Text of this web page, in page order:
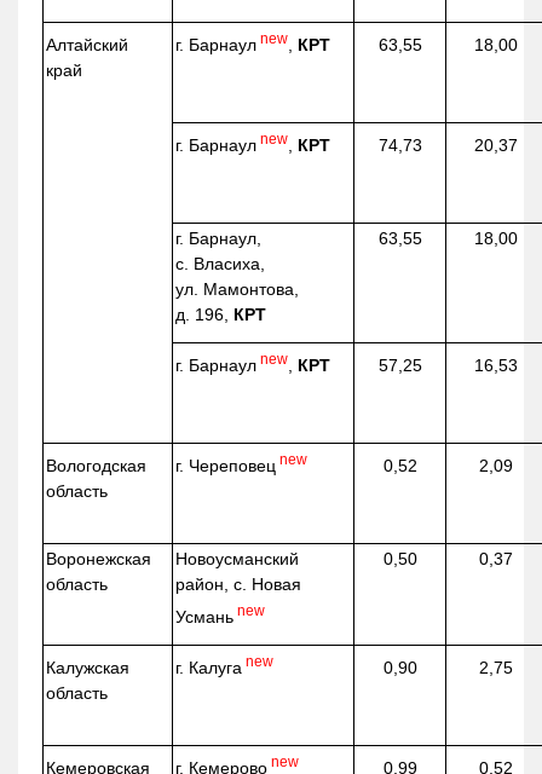
Алтайский
край
г. Барнаул new КРТ 63,55 18,00
г. Барнаул new КРТ 74,73 20,37
г. Барнаул,
с. Власиха,
ул. Мамонтова,
д. 196, КРТ
63,55 18,00
г. Барнаул new КРТ 57,25 16,53
Вологодская
область
г. Череповец new 0,52 2,09
Воронежская
область
Новоусманский
район, с. Новая
Усмань new
0,50 0,37
Калужская
область
г. Калуга new 0,90 2,75
Кемеровская г. Кемерово new 0,99 0,52